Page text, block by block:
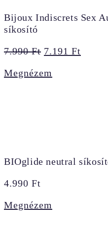
Bijoux Indiscrets Sex
síkosító
7.990Ft Original
was:
7.191 Ft
Megnézem
BIOglide neutral
4.990 Ft
Megnézem